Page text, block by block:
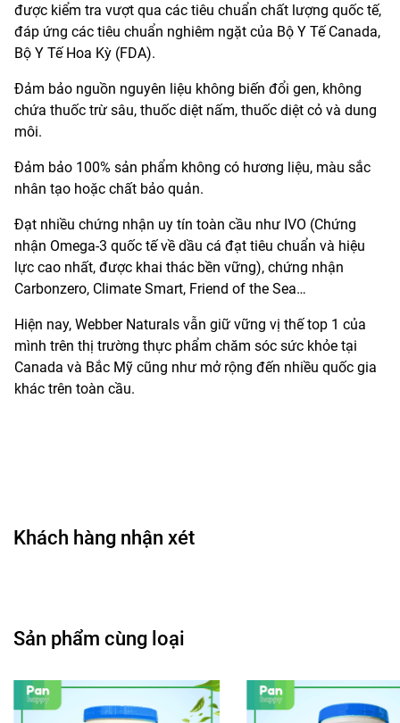
được kiểm tra vượt qua các tiêu chuẩn chất lượng quốc tế,
đáp ứng các tiêu chuẩn nghiêm ngặt của Bộ Y Tế Canada,
Bộ Y Tế Hoa Kỳ (FDA).
Đảm bảo nguồn nguyên liệu không biến đổi gen, không
chứa thuốc trừ sâu, thuốc diệt nấm, thuốc diệt cỏ và dung
môi.
Đảm bảo 100% sản phẩm không có hương liệu, màu sắc
nhân tạo hoặc chất bảo quản.
Đạt nhiều chứng nhận uy tín toàn cầu như IVO (Chứng
nhận Omega-3 quốc tế về dầu cá đạt tiêu chuẩn và hiệu
lực cao nhất, được khai thác bền vững), chứng nhận
Carbonzero, Climate Smart, Friend of the Sea…
Hiện nay, Webber Naturals vẫn giữ vững vị thế top 1 của
mình trên thị trường thực phẩm chăm sóc sức khỏe tại
Canada và Bắc Mỹ cũng như mở rộng đến nhiều quốc gia
khác trên toàn cầu.
Khách hàng nhận xét
Sản phẩm cùng loại